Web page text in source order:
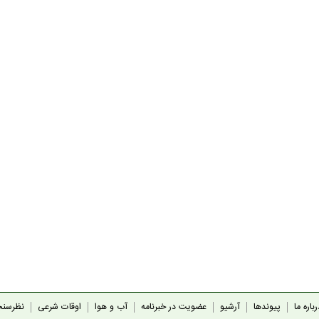
ما پیوندها آرشیو عضویت در خبرنامه آب و هوا اوقات شرعی